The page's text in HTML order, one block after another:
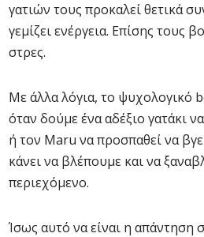
γατιών τους προκαλεί θετικά
γεμίζει ενέργεια. Επίσης τους
στρες.
Με άλλα λόγια, το ψυχολογικό
όταν δούμε ένα αδέξιο γατάκι
ή τον Maru να προσπαθεί να
κάνει να βλέπουμε και να
περιεχόμενο.
Ίσως αυτό να είναι η απάντηση